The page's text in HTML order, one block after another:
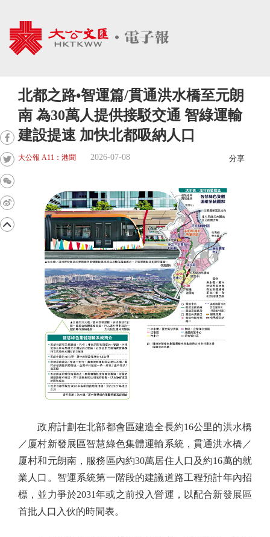
北都之路•智運篇/貫通洪水橋至元朗
南 為30萬人提供接駁交通 智綠運輸
建設提速 加快北都吸納人口
大公報 A11：港聞 2026-07-08 分享
政府計劃在北部都會區建造全長約16公里的洪水橋
／厦村新發展區智慧綠色集體運輸系統，貫通洪水橋／
厦村和元朗南，服務區內約30萬居住人口及約16萬的就
業人口。智運系統第一階段的建議道路工程預計年內招
標，並力爭於2031年或之前投入營運，以配合新發展區
首批人口入伙的時間表。